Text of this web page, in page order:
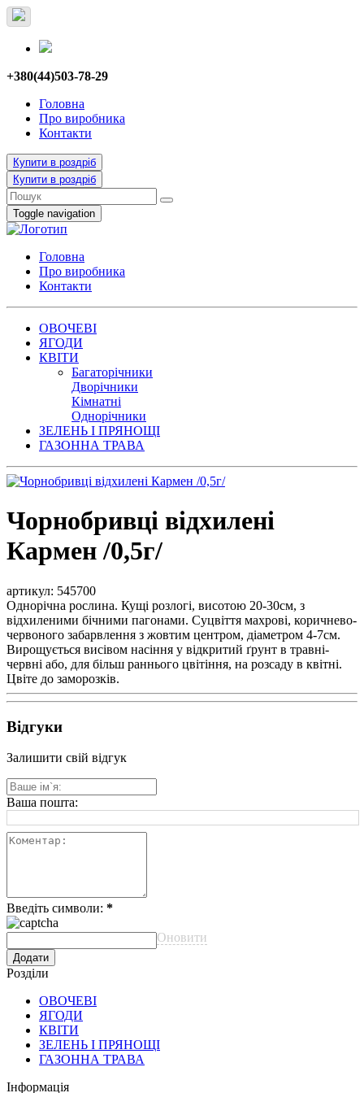
+380(44)503-78-29
Головна
Про виробника
Контакти
Купити в роздріб
Купити в роздріб
Toggle navigation
Головна
Про виробника
Контакти
ОВОЧЕВІ
ЯГОДИ
КВІТИ
Багаторічники
Дворічники
Кімнатні
Однорічники
ЗЕЛЕНЬ І ПРЯНОЩІ
ГАЗОННА ТРАВА
Чорнобривці відхилені
Кармен /0,5г/
артикул: 545700
Однорічна рослина. Кущі розлогі, висотою 20-30см, з
відхиленими бічними пагонами. Суцвіття махрові, коричнево-
червоного забарвлення з жовтим центром, діаметром 4-7см.
Вирощується висівом насіння у відкритий ґрунт в травні-
червні або, для більш раннього цвітіння, на розсаду в квітні.
Цвіте до заморозків.
Відгуки
Залишити свій відгук
Ваша пошта:
Введіть символи: *
Оновити
Розділи
ОВОЧЕВІ
ЯГОДИ
КВІТИ
ЗЕЛЕНЬ І ПРЯНОЩІ
ГАЗОННА ТРАВА
Інформація